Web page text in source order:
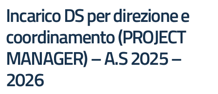
Incarico DS per direzione e
coordinamento (PROJECT
MANAGER) – A.S 2025 –
2026